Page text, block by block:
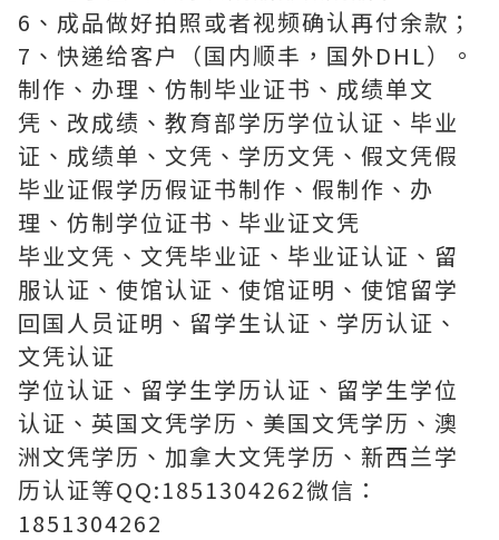
6、成品做好拍照或者视频确认再付余款；
7、快递给客户（国内顺丰，国外DHL）。
制作、办理、仿制毕业证书、成绩单文
凭、改成绩、教育部学历学位认证、毕业
证、成绩单、文凭、学历文凭、假文凭假
毕业证假学历假证书制作、假制作、办
理、仿制学位证书、毕业证文凭
毕业文凭、文凭毕业证、毕业证认证、留
服认证、使馆认证、使馆证明、使馆留学
回国人员证明、留学生认证、学历认证、
文凭认证
学位认证、留学生学历认证、留学生学位
认证、英国文凭学历、美国文凭学历、澳
洲文凭学历、加拿大文凭学历、新西兰学
历认证等QQ:1851304262微信：
1851304262